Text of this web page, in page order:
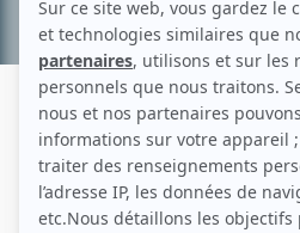
JEAN LACHANCE
Liens
Fiche de Jean Lachance sur Showbizz.net